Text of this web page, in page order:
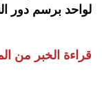
لواحد برسم دور
قراءة الخبر من